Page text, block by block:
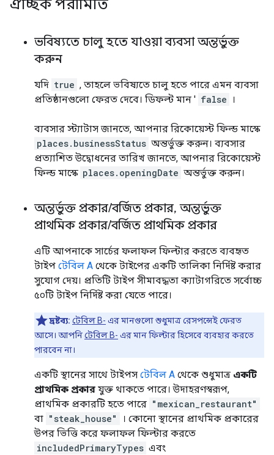
ঐচ্ছিক পরামিতি
ভবিষ্যতে চালু হতে যাওয়া ব্যবসা অন্তর্ভুক্ত
করুন
যদি true , তাহলে ভবিষ্যতে চালু হতে পারে এমন ব্যবসা
প্রতিষ্ঠানগুলো ফেরত দেবে। ডিফল্ট মান ' false ।
ব্যবসার স্ট্যাটাস জানতে, আপনার রিকোয়েস্ট ফিল্ড মাস্কে
places.businessStatus অন্তর্ভুক্ত করুন। ব্যবসার
প্রত্যাশিত উদ্বোধনের তারিখ জানতে, আপনার রিকোয়েস্ট
ফিল্ড মাস্কে places.openingDate অন্তর্ভুক্ত করুন।
অন্তর্ভুক্ত প্রকার/বর্জিত প্রকার, অন্তর্ভুক্ত
প্রাথমিক প্রকার/বর্জিত প্রাথমিক প্রকার
এটি আপনাকে সার্চের ফলাফল ফিল্টার করতে ব্যবহৃত
টাইপ টেবিল A ​​থেকে টাইপের একটি তালিকা নির্দিষ্ট করার
সুযোগ দেয়। প্রতিটি টাইপ সীমাবদ্ধতা ক্যাটাগরিতে সর্বোচ্চ
৫০টি টাইপ নির্দিষ্ট করা যেতে পারে।
দ্রষ্টব্য: টেবিল B- এর মানগুলো শুধুমাত্র রেসপন্সেই ফেরত
আসে। আপনিটেবিল B- এর মান ফিল্টার হিসেবে ব্যবহার করতে
পারবেন না।
একটি স্থানের সাথে টাইপস টেবিল A ​​থেকে শুধুমাত্র একটি
প্রাথমিক প্রকার যুক্ত থাকতে পারে। উদাহরণস্বরূপ,
প্রাথমিক প্রকারটি হতে পারে "mexican_restaurant"
বা "steak_house"
। কোনো স্থানের প্রাথমিক প্রকারের
উপর ভিত্তি করে ফলাফল ফিল্টার করতে
includedPrimaryTypes এবং